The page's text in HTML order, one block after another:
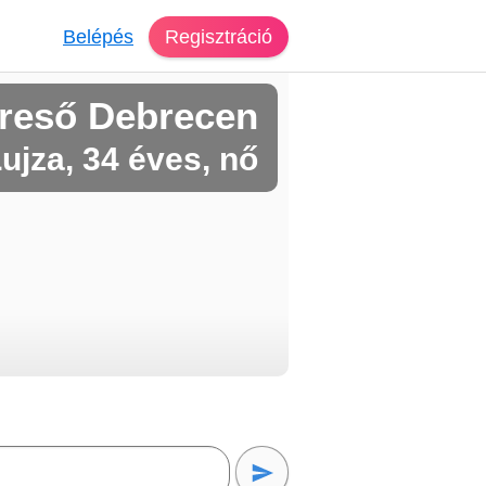
Belépés Regisztráció
Debrecen
34 éves, nő